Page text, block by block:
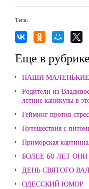
Теги:
Еще в
НАШИ МАЛЕНЬКИЕ
Родители из
летние каникулы в
Гейминг против
Путешествия с
Приморская
БОЛЕЕ 60 ЛЕТ
ДЕНЬ СВЯТОГО
ОДЕССКИЙ ЮМОР